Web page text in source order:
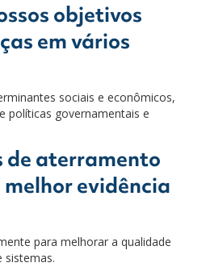
objetivos
em vários
sociais e econômicos,
políticas governamentais e
de aterramento
evidência
para melhorar a qualidade
sistemas.